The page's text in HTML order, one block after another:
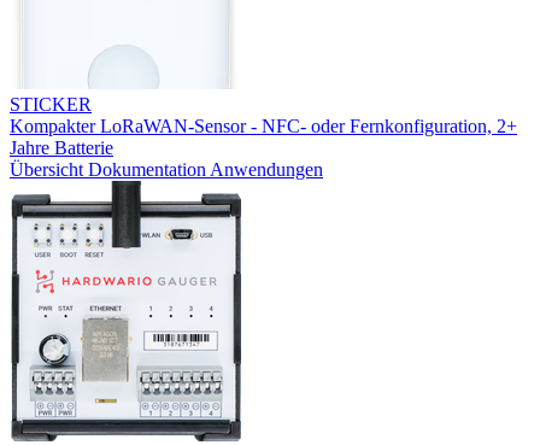
STICKER
Kompakter LoRaWAN-Sensor - NFC- oder Fernkonfiguration, 2+
Jahre Batterie
Übersicht Dokumentation Anwendungen